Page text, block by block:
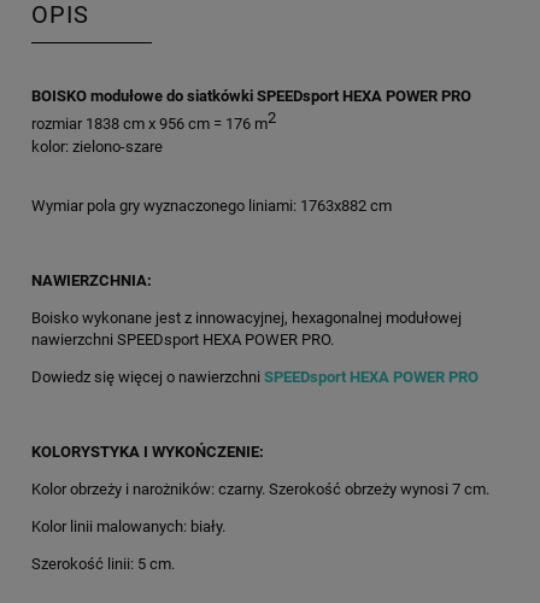
OPIS
BOISKO modułowe do siatkówki SPEEDsport HEXA POWER PRO
rozmiar 1838 cm x 956 cm = 176 m2
kolor: zielono-szare
Wymiar pola gry wyznaczonego liniami: 1763x882 cm
NAWIERZCHNIA:
Boisko wykonane jest z innowacyjnej, hexagonalnej modułowej
nawierzchni SPEEDsport HEXA POWER PRO.
Dowiedz się więcej o nawierzchni SPEEDsport HEXA POWER PRO
KOLORYSTYKA I WYKOŃCZENIE:
Kolor obrzeży i narożników: czarny. Szerokość obrzeży wynosi 7 cm.
Kolor linii malowanych: biały.
Szerokość linii: 5 cm.